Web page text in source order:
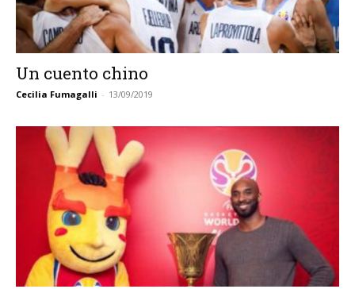
Un cuento chino
Cecilia Fumagalli - 13/09/2019